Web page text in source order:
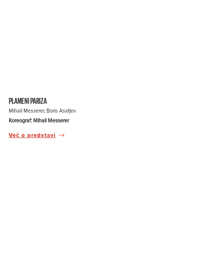
PLAMENI PARIZA
Mihail Messerer, Boris Asafjev
Koreograf: Mihail Messerer
Več o predstavi